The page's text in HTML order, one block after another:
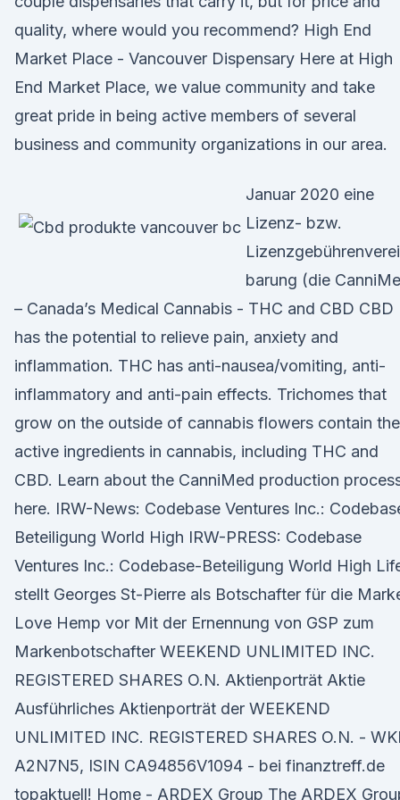
quality, where would you recommend? High End
Market Place - Vancouver Dispensary Here at High
End Market Place, we value community and take
great pride in being active members of several
business and community organizations in our area.
Januar 2020 eine
Lizenz- bzw.
barung (die
– Canada’s Medical Cannabis - THC and CBD CBD
has the potential to relieve pain, anxiety and
inflammation. THC has anti-nausea/vomiting, anti-
inflammatory and anti-pain effects. Trichomes that
grow on the outside of cannabis flowers contain the
active ingredients in cannabis, including THC and
CBD. Learn about the CanniMed production
here. IRW-News: Codebase Ventures Inc.:
Beteiligung World High IRW-PRESS: Codebase
Ventures Inc.: Codebase-Beteiligung World High
stellt Georges St-Pierre als Botschafter für die
Love Hemp vor Mit der Ernennung von GSP zum
Markenbotschafter WEEKEND UNLIMITED INC.
REGISTERED SHARES O.N. Aktienporträt Aktie
Ausführliches Aktienporträt der WEEKEND
UNLIMITED INC. REGISTERED SHARES O.N. -
A2N7N5, ISIN CA94856V1094 - bei finanztreff.de
topaktuell! Home - ARDEX Group The ARDEX